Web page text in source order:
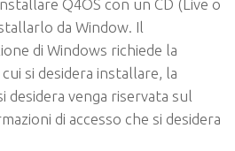
Q4OS con un CD (Live o
da Window. Il
di Windows richiede la
si desidera installare, la
desidera venga riservata sul
di accesso che si desidera